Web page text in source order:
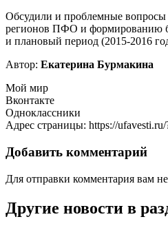
Обсудили и проблемные
регионов ПФО и формированию
и плановый период (2015-2016
Автор: Екатерина Бурмакина
Мой мир
Вконтакте
Одноклассники
Адрес страницы: https://
Добавить комментарий
Для отправки комментария вам
Другие новости в